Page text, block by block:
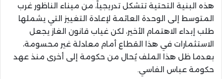
هذه البنية التحتية تتشكل تدريجياً، من ميناء الناظور غرب
المتوسط إلى الوحدة العائمة لإعادة التغييز التي يشملها
طلب إبداء الاهتمام الأخير، لكن غياب قانون الغاز يجعل
الاستثمارات في هذا القطاع أمام معادلة غير محسومة،
بعدما ظل هذا الملف يُحال من حكومة إلى أخرى منذ عهد
حكومة عباس الفاسي.